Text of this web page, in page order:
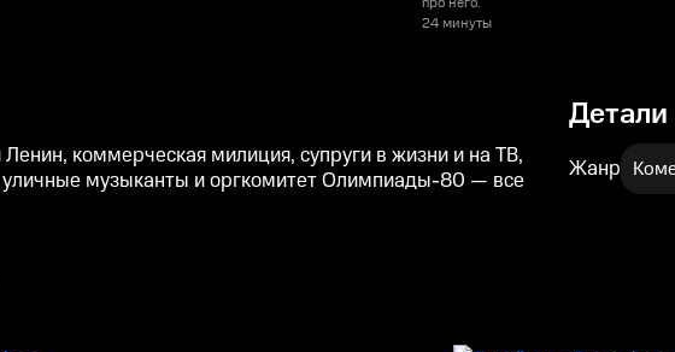
24 минуты
коммерческая милиция, супруги в жизни и на ТВ,
музыканты и оргкомитет Олимпиады-80 — все
Детали
Жанр